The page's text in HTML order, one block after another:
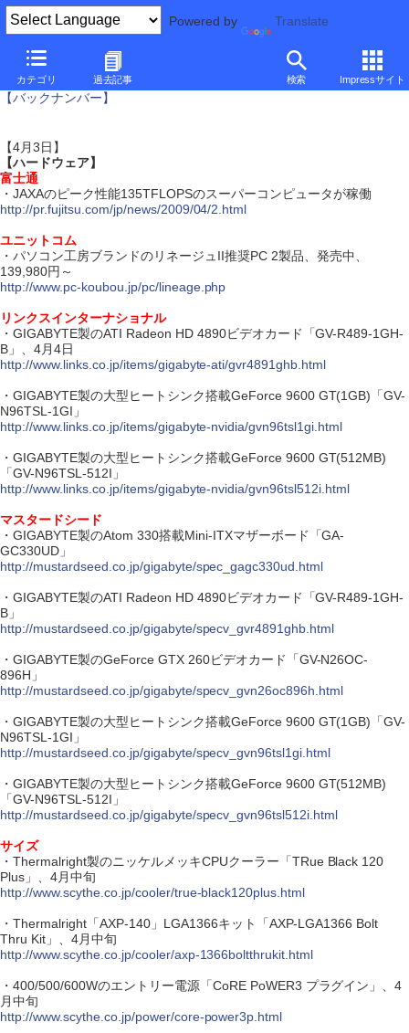
Powered by Translate
カテゴリ 過去記事 検索 Impressサイト
【バックナンバー】
【4月3日】
【ハードウェア】
富士通
・JAXAのピーク性能135TFLOPSのスーパーコンピュータが稼働
http://pr.fujitsu.com/jp/news/2009/04/2.html
ユニットコム
・パソコン工房ブランドのリネージュII推奨PC 2製品、発売中、
139,980円～
http://www.pc-koubou.jp/pc/lineage.php
リンクスインターナショナル
・GIGABYTE製のATI Radeon HD 4890ビデオカード「GV-R489-1GH-
B」、4月4日
http://www.links.co.jp/items/gigabyte-ati/gvr4891ghb.html
・GIGABYTE製の大型ヒートシンク搭載GeForce 9600 GT(1GB)「GV-
N96TSL-1GI」
http://www.links.co.jp/items/gigabyte-nvidia/gvn96tsl1gi.html
・GIGABYTE製の大型ヒートシンク搭載GeForce 9600 GT(512MB)
「GV-N96TSL-512I」
http://www.links.co.jp/items/gigabyte-nvidia/gvn96tsl512i.html
マスタードシード
・GIGABYTE製のAtom 330搭載Mini-ITXマザーボード「GA-
GC330UD」
http://mustardseed.co.jp/gigabyte/spec_gagc330ud.html
・GIGABYTE製のATI Radeon HD 4890ビデオカード「GV-R489-1GH-
B」
http://mustardseed.co.jp/gigabyte/specv_gvr4891ghb.html
・GIGABYTE製のGeForce GTX 260ビデオカード「GV-N26OC-
896H」
http://mustardseed.co.jp/gigabyte/specv_gvn26oc896h.html
・GIGABYTE製の大型ヒートシンク搭載GeForce 9600 GT(1GB)「GV-
N96TSL-1GI」
http://mustardseed.co.jp/gigabyte/specv_gvn96tsl1gi.html
・GIGABYTE製の大型ヒートシンク搭載GeForce 9600 GT(512MB)
「GV-N96TSL-512I」
http://mustardseed.co.jp/gigabyte/specv_gvn96tsl512i.html
サイズ
・Thermalright製のニッケルメッキCPUクーラー「TRue Black 120
Plus」、4月中旬
http://www.scythe.co.jp/cooler/true-black120plus.html
・Thermalright「AXP-140」LGA1366キット「AXP-LGA1366 Bolt
Thru Kit」、4月中旬
http://www.scythe.co.jp/cooler/axp-1366boltthrukit.html
・400/500/600Wのエントリー電源「CoRE PoWER3 プラグイン」、4
月中旬
http://www.scythe.co.jp/power/core-power3p.html